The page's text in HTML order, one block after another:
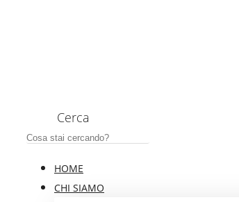
Cerca
HOME
CHI SIAMO